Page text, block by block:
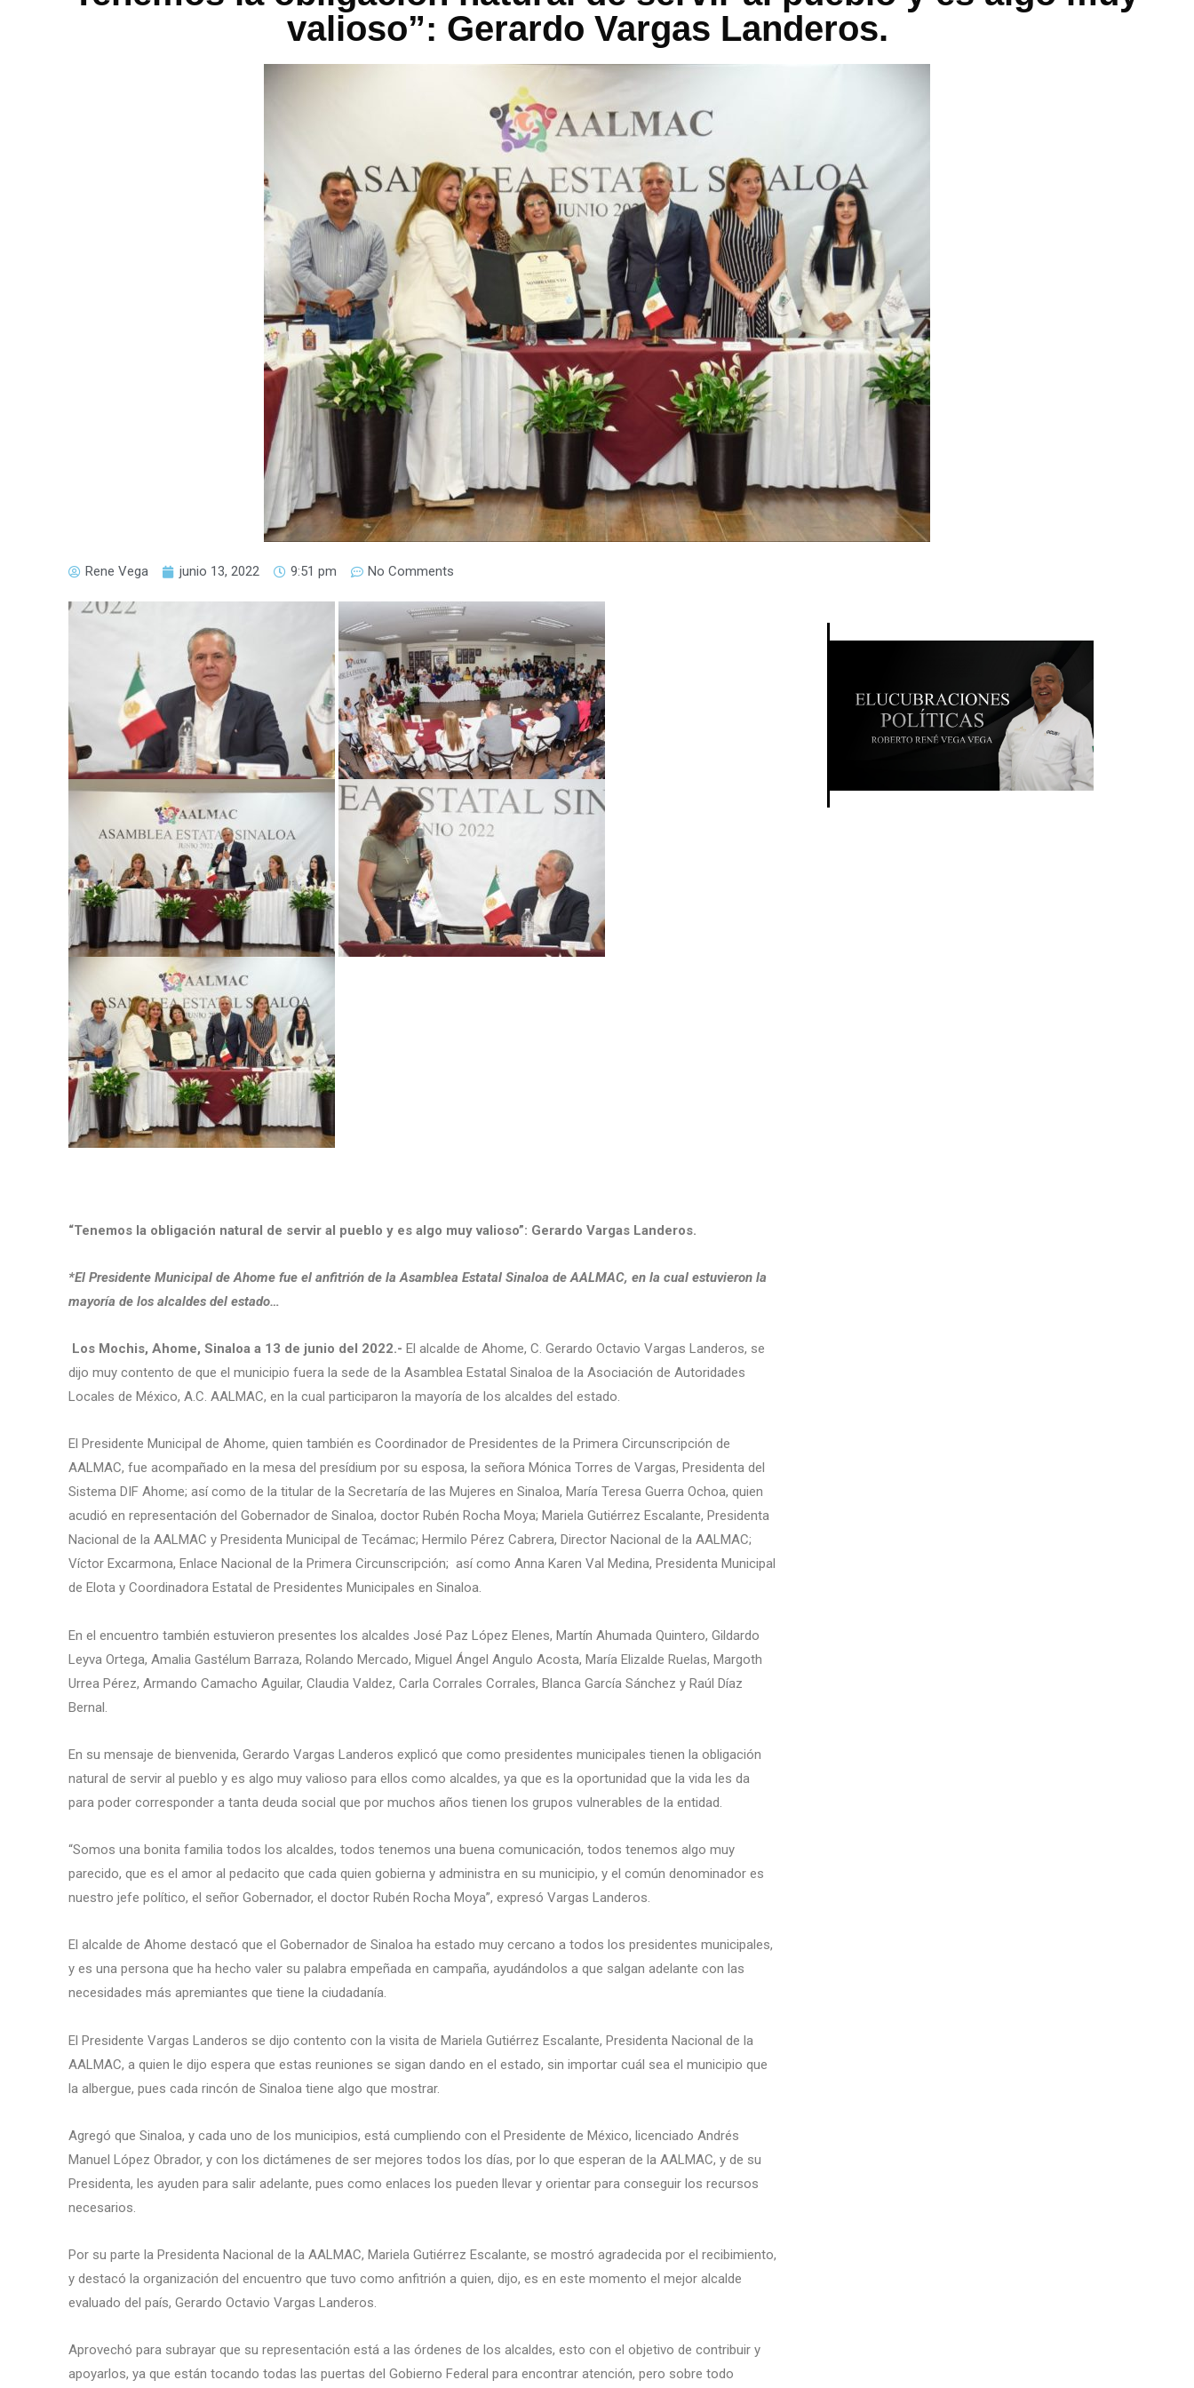
valioso”: Gerardo Vargas Landeros.
Rene Vega junio 13, 2022 9:51 pm No Comments
“Tenemos la obligación natural de servir al pueblo y es algo muy valioso”: Gerardo Vargas Landeros.
*El Presidente Municipal de Ahome fue el anfitrión de la Asamblea Estatal Sinaloa de AALMAC, en la cual estuvieron la
mayoría de los alcaldes del estado…
Los Mochis, Ahome, Sinaloa a 13 de junio del 2022.-El alcalde de Ahome, C. Gerardo Octavio Vargas Landeros, se
dijo muy contento de que el municipio fuera la sede de la Asamblea Estatal Sinaloa de la Asociación de Autoridades
Locales de México, A.C. AALMAC, en la cual participaron la mayoría de los alcaldes del estado.
El Presidente Municipal de Ahome, quien también es Coordinador de Presidentes de la Primera Circunscripción de
AALMAC, fue acompañado en la mesa del presídium por su esposa, la señora Mónica Torres de Vargas, Presidenta del
Sistema DIF Ahome; así como de la titular de la Secretaría de las Mujeres en Sinaloa, María Teresa Guerra Ochoa, quien
acudió en representación del Gobernador de Sinaloa, doctor Rubén Rocha Moya; Mariela Gutiérrez Escalante, Presidenta
Nacional de la AALMAC y Presidenta Municipal de Tecámac; Hermilo Pérez Cabrera, Director Nacional de la AALMAC;
Víctor Excarmona, Enlace Nacional de la Primera Circunscripción; así como Anna Karen Val Medina, Presidenta Municipal
de Elota y Coordinadora Estatal de Presidentes Municipales en Sinaloa.
En el encuentro también estuvieron presentes los alcaldes José Paz López Elenes, Martín Ahumada Quintero, Gildardo
Leyva Ortega, Amalia Gastélum Barraza, Rolando Mercado, Miguel Ángel Angulo Acosta, María Elizalde Ruelas, Margoth
Urrea Pérez, Armando Camacho Aguilar, Claudia Valdez, Carla Corrales Corrales, Blanca García Sánchez y Raúl Díaz
Bernal.
En su mensaje de bienvenida, Gerardo Vargas Landeros explicó que como presidentes municipales tienen la obligación
natural de servir al pueblo y es algo muy valioso para ellos como alcaldes, ya que es la oportunidad que la vida les da
para poder corresponder a tanta deuda social que por muchos años tienen los grupos vulnerables de la entidad.
“Somos una bonita familia todos los alcaldes, todos tenemos una buena comunicación, todos tenemos algo muy
parecido, que es el amor al pedacito que cada quien gobierna y administra en su municipio, y el común denominador es
nuestro jefe político, el señor Gobernador, el doctor Rubén Rocha Moya”, expresó Vargas Landeros.
El alcalde de Ahome destacó que el Gobernador de Sinaloa ha estado muy cercano a todos los presidentes municipales,
y es una persona que ha hecho valer su palabra empeñada en campaña, ayudándolos a que salgan adelante con las
necesidades más apremiantes que tiene la ciudadanía.
El Presidente Vargas Landeros se dijo contento con la visita de Mariela Gutiérrez Escalante, Presidenta Nacional de la
AALMAC, a quien le dijo espera que estas reuniones se sigan dando en el estado, sin importar cuál sea el municipio que
la albergue, pues cada rincón de Sinaloa tiene algo que mostrar.
Agregó que Sinaloa, y cada uno de los municipios, está cumpliendo con el Presidente de México, licenciado Andrés
Manuel López Obrador, y con los dictámenes de ser mejores todos los días, por lo que esperan de la AALMAC, y de su
Presidenta, les ayuden para salir adelante, pues como enlaces los pueden llevar y orientar para conseguir los recursos
necesarios.
Por su parte la Presidenta Nacional de la AALMAC, Mariela Gutiérrez Escalante, se mostró agradecida por el recibimiento,
y destacó la organización del encuentro que tuvo como anfitrión a quien, dijo, es en este momento el mejor alcalde
evaluado del país, Gerardo Octavio Vargas Landeros.
Aprovechó para subrayar que su representación está a las órdenes de los alcaldes, esto con el objetivo de contribuir y
apoyarlos, ya que están tocando todas las puertas del Gobierno Federal para encontrar atención, pero sobre todo